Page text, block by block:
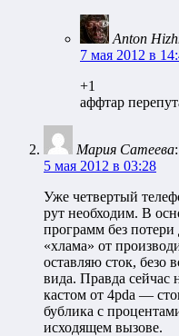
Anton
7 мая 2012 в
+1
аффтар
Мария Сатеева:
5 мая 2012 в 03:28
Уже четвертый
рут необходим. В
программ без
«хлама» от
оставляю сток, безо
вида. Правда сейчас
кастом от 4pda —
бублика с
исходящем вызове.